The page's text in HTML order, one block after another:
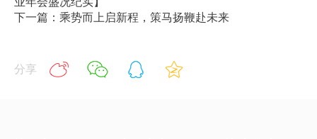
下一篇：乘势而上启新程，策马扬鞭赴未来
分享